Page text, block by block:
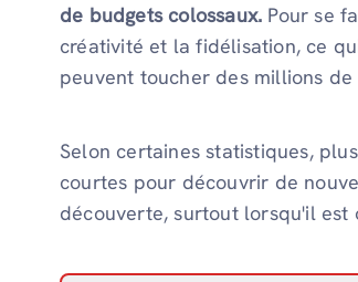
de budgets colossaux. Pour se
créativité et la fidélisation, ce
peuvent toucher des millions
Selon certaines statistiques,
courtes pour découvrir de
découverte, surtout lorsqu'il est